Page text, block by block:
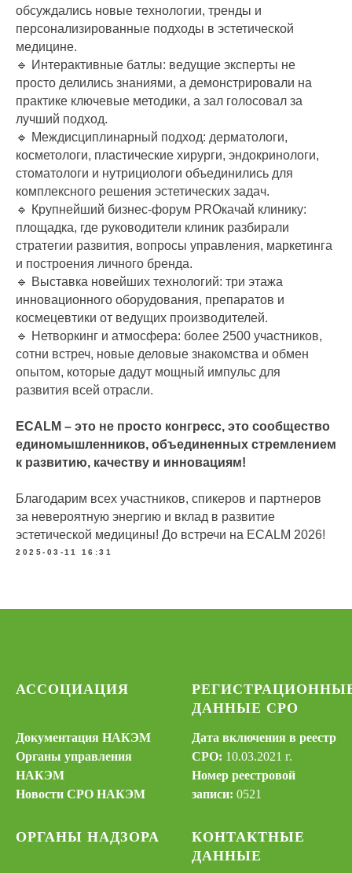
обсуждались новые технологии, тренды и
персонализированные подходы в эстетической
медицине.
🔹 Интерактивные батлы: ведущие эксперты не
просто делились знаниями, а демонстрировали на
практике ключевые методики, а зал голосовал за
лучший подход.
🔹 Междисциплинарный подход: дерматологи,
косметологи, пластические хирурги, эндокринологи,
стоматологи и нутрициологи объединились для
комплексного решения эстетических задач.
🔹 Крупнейший бизнес-форум PROкачай клинику:
площадка, где руководители клиник разбирали
стратегии развития, вопросы управления, маркетинга
и построения личного бренда.
🔹 Выставка новейших технологий: три этажа
инновационного оборудования, препаратов и
космецевтики от ведущих производителей.
🔹 Нетворкинг и атмосфера: более 2500 участников,
сотни встреч, новые деловые знакомства и обмен
опытом, которые дадут мощный импульс для
развития всей отрасли.
ECALM – это не просто конгресс, это сообщество
единомышленников, объединенных стремлением
к развитию, качеству и инновациям!
Благодарим всех участников, спикеров и партнеров
за невероятную энергию и вклад в развитие
эстетической медицины! До встречи на ECALM 2026!
2025-03-11 16:31
АССОЦИАЦИЯ
Документация НАКЭМ
Органы управления
НАКЭМ
Новости СРО НАКЭМ
ДАННЫЕ СРО
Дата включения в реестр
СРО: 10.03.2021 г.
Номер реестровой
записи: 0521
ОРГАНЫ НАДЗОРА
КОНТАКТНЫЕ
ДАННЫЕ